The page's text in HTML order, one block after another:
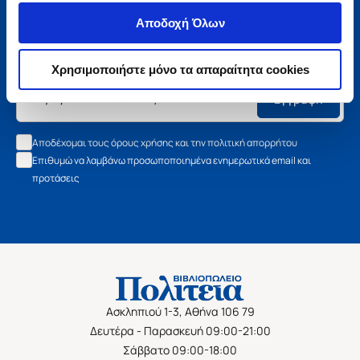
Αποδοχή Όλων
Χρησιμοποιήστε μόνο τα απαραίτητα cookies
Μάθετε τα νέα της Πολιτείας
Εγγραφείτε στο newsletter μας και μάθετε πρώτοι όλα τα
νέα βιβλία, τις εξαιρετικές τιμές και τις εκδηλώσεις μας.
Εγγραφή
Αποδέχομαι τους όρους χρήσης και την πολιτική απορρήτου
Επιθυμώ να λαμβάνω προσωποποιημένα ενημερωτικά email και
προτάσεις
Ασκληπιού 1-3, Αθήνα 106 79
Δευτέρα - Παρασκευή 09:00-21:00
Σάββατο 09:00-18:00